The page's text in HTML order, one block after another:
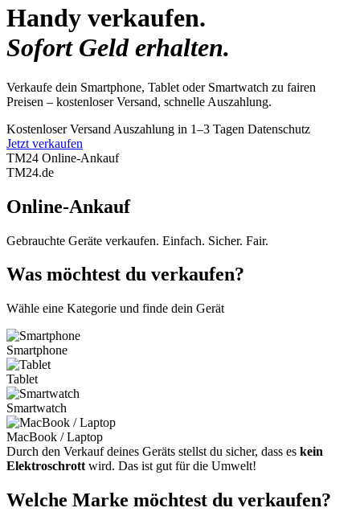
Handy verkaufen.
Sofort Geld erhalten.
Verkaufe dein Smartphone, Tablet oder Smartwatch zu fairen
Preisen – kostenloser Versand, schnelle Auszahlung.
Kostenloser Versand Auszahlung in 1–3 Tagen Datenschutz
Jetzt verkaufen
TM24 Online-Ankauf
TM24.de
Online-Ankauf
Gebrauchte Geräte verkaufen. Einfach. Sicher. Fair.
Was möchtest du verkaufen?
Wähle eine Kategorie und finde dein Gerät
Smartphone
Tablet
Smartwatch
MacBook / Laptop
Durch den Verkauf deines Geräts stellst du sicher, dass es kein
Elektroschrott wird. Das ist gut für die Umwelt!
Welche Marke möchtest du verkaufen?